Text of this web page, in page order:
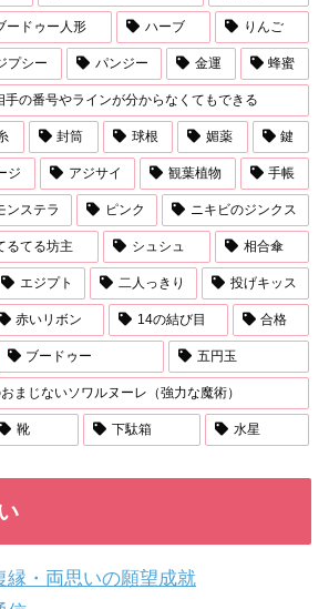
ードゥー人形 ハーブ りんご
プシー パンジー 金運 蜂蜜
手の番号やラインが分からなくてもできる
封筒 球根 媚薬 鍵
ジ アジサイ 観葉植物 手帳
ンステラ ピンク ニキビのジンクス
るてる坊主 シュシュ 相合傘
エジプト 二人っきり 投げキッス
赤いリボン 14の結び目 合格
ブードゥー 五円玉
まじないソワルヌーレ（強力な魔術）
靴 下駄箱 水星
縁・両思いの願望成就